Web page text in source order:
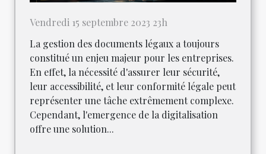
Vendredi 15 septembre 2023 23h
La gestion des documents légaux a toujours
constitué un enjeu majeur pour les entreprises.
En effet, la nécessité d'assurer leur sécurité,
leur accessibilité, et leur conformité légale peut
représenter une tâche extrêmement complexe.
Cependant, l'emergence de la digitalisation
offre une solution...